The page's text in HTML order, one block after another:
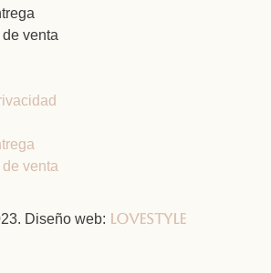
venta
venta
Diseño web: Lovestyle